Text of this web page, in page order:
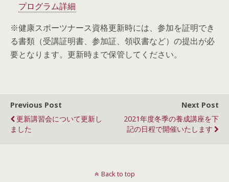
プログラム詳細
※健康スポーツナース資格更新時には、参加を証明でき
る書類（受講証明書、参加証、領収書など）の提出が必
要となります。更新時まで保管してください。
Previous Post
更新講習会について更新し
ました
Next Post
2021年度冬季の養成講座を下
記の日程で開催いたします
Back to top